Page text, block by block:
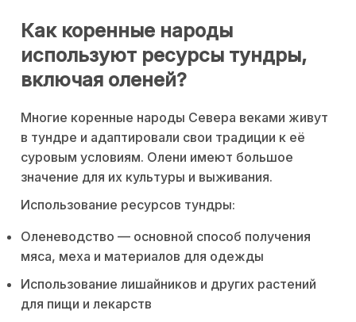
Как коренные народы
используют ресурсы тундры,
включая оленей?
Многие коренные народы Севера веками живут
в тундре и адаптировали свои традиции к её
суровым условиям. Олени имеют большое
значение для их культуры и выживания.
Использование ресурсов тундры:
Оленеводство — основной способ получения
мяса, меха и материалов для одежды
Использование лишайников и других растений
для пищи и лекарств